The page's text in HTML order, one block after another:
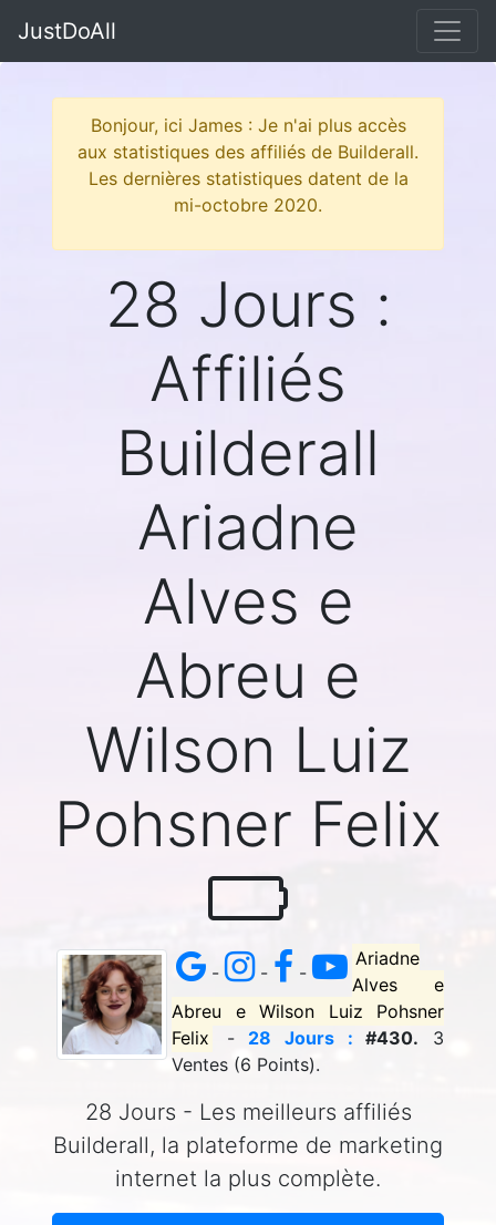
JustDoAll
Bonjour, ici James : Je n'ai plus accès
aux statistiques des affiliés de Builderall.
Les dernières statistiques datent de la
mi-octobre 2020.
28 Jours :
Affiliés
Builderall
Ariadne
Alves e
Abreu e
Wilson Luiz
Pohsner Felix
- - -
Ariadne
Alves e
Abreu e Wilson Luiz Pohsner
Felix
- 28 Jours : #430. 3
Ventes (6 Points).
28 Jours - Les meilleurs affiliés
Builderall, la plateforme de marketing
internet la plus complète.